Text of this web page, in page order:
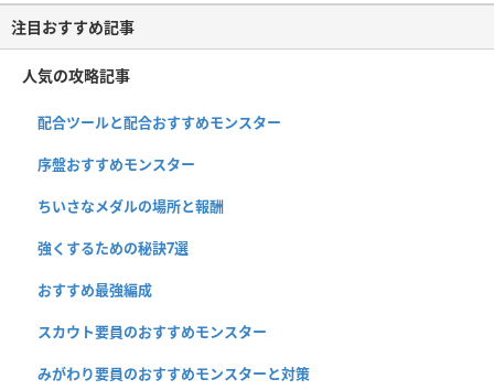
注目おすすめ記事
人気の攻略記事
配合ツールと配合おすすめモンスター
序盤おすすめモンスター
ちいさなメダルの場所と報酬
強くするための秘訣7選
おすすめ最強編成
スカウト要員のおすすめモンスター
みがわり要員のおすすめモンスターと対策